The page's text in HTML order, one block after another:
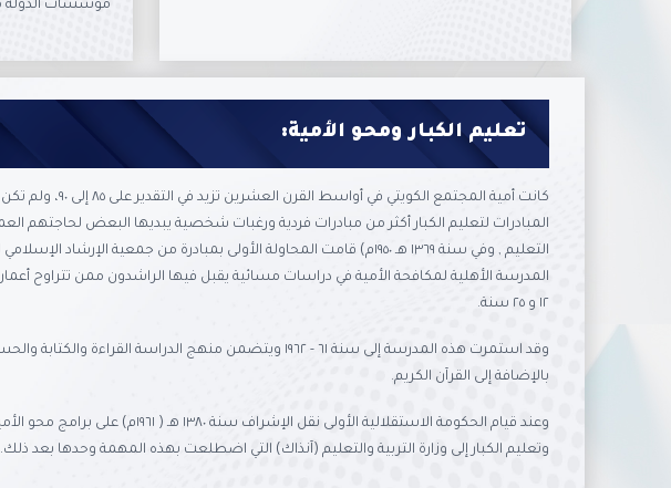
مؤسسات الدولة
تعليم الكبار ومحو الأمية:
كانت أمية المجتمع الكويتي في أواسط القرن العشرين تزيد في التقدير على ٨٥ إلى ٩٠، ولم تكن
المبادرات لتعليم الكبار أكثر من مبادرات فردية ورغبات شخصية يبديها البعض لحاجتهم
التعليم , وفي سنة ١٣٦٩ هـ ١٩٥٠م) قامت المحاولة الأولى بمبادرة من جمعية الإرشاد
المدرسة الأهلية لمكافحة الأمية في دراسات مسائية يقبل فيها الراشدون ممن تتراوح
١٢ و ٢٥ سنة.
وقد استمرت هذه المدرسة إلى سنة ٦١ - ١٩٦٢ ويتضمن منهج الدراسة القراءة والكتابة
بالإضافة إلى القرآن الكريم.
وعند قيام الحكومة الاستقلالية الأولى نقل الإشراف سنة ١٣٨٠ هـ ( ١٩٦١م) على برامج
وتعليم الكبار إلى وزارة التربية والتعليم (آنذاك) التي اضطلعت بهذه المهمة وحدها بعد ذلك.